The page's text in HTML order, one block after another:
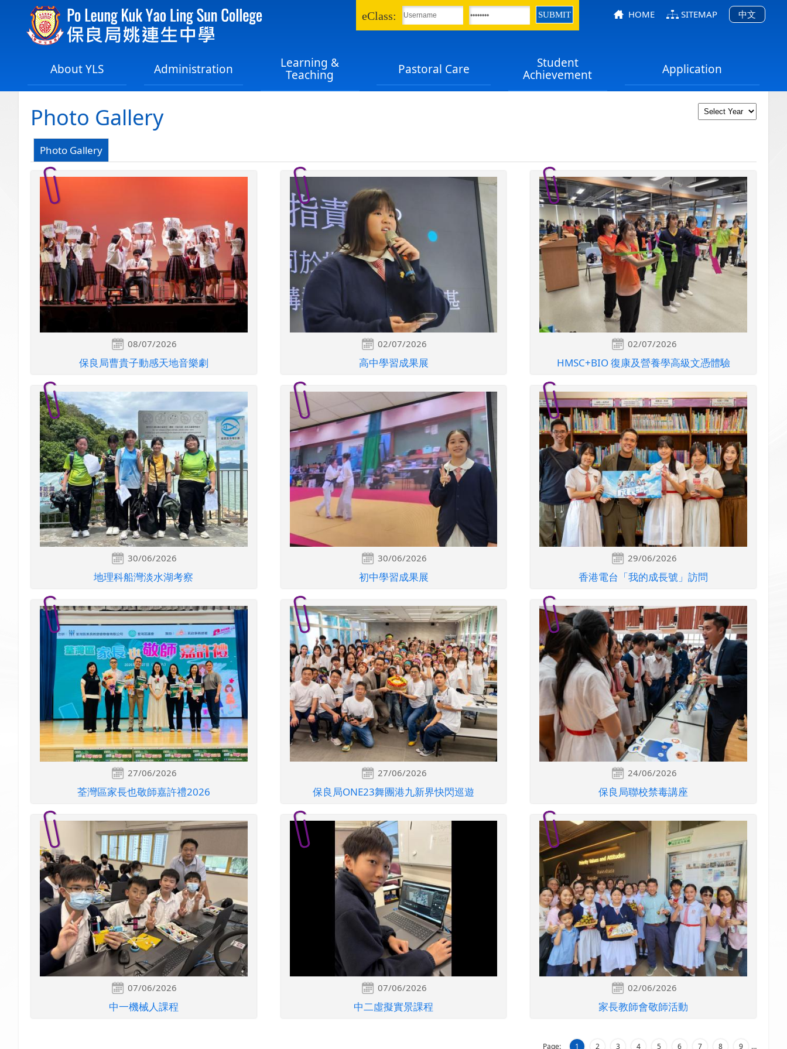
eClass: HOME SITEMAP 中文
About YLS Administration
Learning &
Teaching
Pastoral Care
Student
Achievement
Application
Photo Gallery
Photo Gallery
08/07/2026
保良局曹貴子動感天地音樂劇
02/07/2026
高中學習成果展
02/07/2026
HMSC+BIO 復康及營養學高級文憑體驗
30/06/2026
地理科船灣淡水湖考察
30/06/2026
初中學習成果展
29/06/2026
香港電台「我的成長號」訪問
27/06/2026
荃灣區家長也敬師嘉許禮2026
27/06/2026
保良局ONE23舞團港九新界快閃巡遊
24/06/2026
保良局聯校禁毒講座
07/06/2026
中一機械人課程
07/06/2026
中二虛擬實景課程
02/06/2026
家長教師會敬師活動
Page: 1 2 3 4 5 6 7 8 9 …